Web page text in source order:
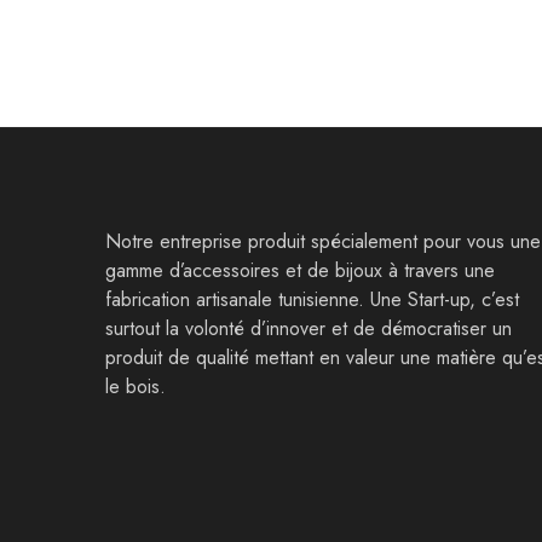
Notre entreprise produit spécialement pour vous une
gamme d’accessoires et de bijoux à travers une
fabrication artisanale tunisienne. Une Start-up, c’est
surtout la volonté d’innover et de démocratiser un
produit de qualité mettant en valeur une matière
le bois.